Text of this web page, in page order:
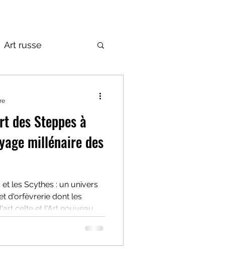
Art russe
des Steppes à
millénaire des
les Scythes : un univers
d'orfèvrerie dont les
celte et l'Art nouveau.